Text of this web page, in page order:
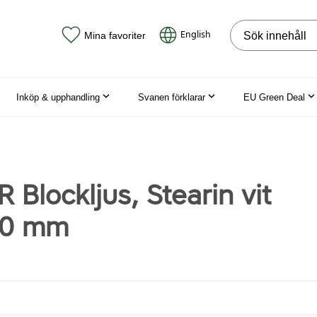
Mina favoriter English Sök på
Inköp & upphandling Svanen förklarar EU Green Deal
Blockljus, Stearin vit
mm